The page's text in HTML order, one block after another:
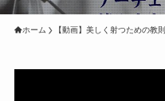
ホーム 【動画】美しく射つための教則